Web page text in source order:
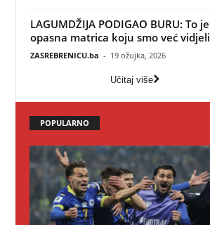
LAGUMDŽIJA PODIGAO BURU: To je
opasna matrica koju smo već vidjeli
ZASREBRENICU.ba - 19 ožujka, 2026
Učitaj više
POPULARNO